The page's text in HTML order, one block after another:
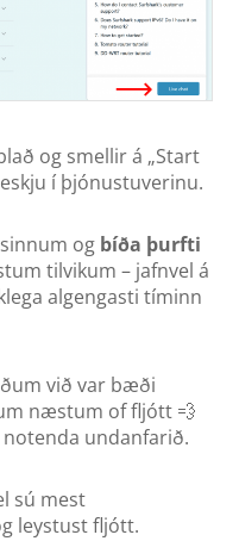
og smellir á „Start
í þjónustuverinu.
og bíða þurfti
tilvikum – jafnvel á
algengasti tíminn
við var bæði
næstum of fljótt 💨
undanfarið.
sú mest
leystust fljótt.